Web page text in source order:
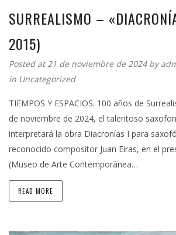
SURREALISMO –
2015)
Posted at 21 de noviembre de 2024 by
in Uncategorized
TIEMPOS Y ESPACIOS. 100 años de
de noviembre de 2024, el talentoso
interpretará la obra Diacronías I para
reconocido compositor Juan Eiras, en el
(Museo de Arte Contemporánea…
READ MORE